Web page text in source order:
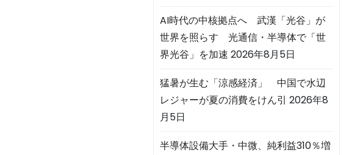
AI時代の中核拠点へ 武漢「光谷」が
世界を照らす 光通信・半導体で「世
界光谷」を加速 2026年8月5日
猛暑が生む「涼感経済」 中国で水辺
レジャーが夏の消費をけん引 2026年8
月5日
半導体設備大手・中微、純利益310％増